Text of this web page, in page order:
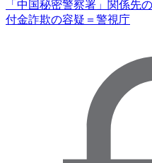
「中国秘密警察署」関係
付金詐欺の容疑＝警視庁